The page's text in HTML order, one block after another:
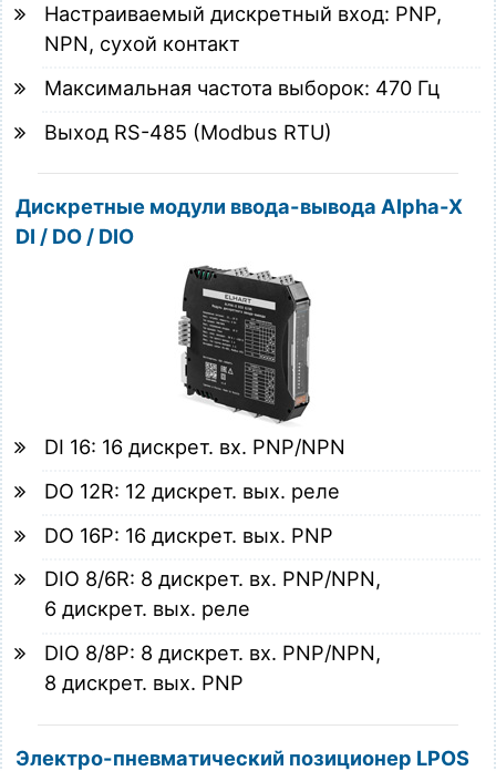
Настраиваемый дискретный вход: PNP,
NPN, сухой контакт
Максимальная частота выборок: 470 Гц
Выход RS-485 (Modbus RTU)
Дискретные модули ввода-вывода Alpha-X
DI / DO / DIO
DI 16: 16 дискрет. вх. PNP/NPN
DO 12R: 12 дискрет. вых. реле
DO 16P: 16 дискрет. вых. PNP
DIO 8/6R: 8 дискрет. вх. PNP/NPN,
6 дискрет. вых. реле
DIO 8/8P: 8 дискрет. вх. PNP/NPN,
8 дискрет. вых. PNP
Электро-пневматический позиционер LPOS